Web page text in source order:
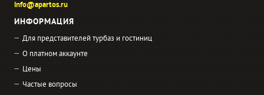
info@apartos.ru
ИНФОРМАЦИЯ
Для представителей турбаз и гостиниц
О платном аккаунте
Цены
Частые вопросы